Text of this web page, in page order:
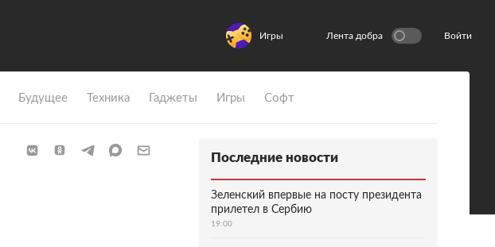
Игры Лента добра Войти
Будущее Техника Гаджеты Игры Софт
Последние новости
Зеленский впервые на посту президента
прилетел в Сербию
19:00